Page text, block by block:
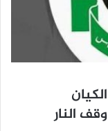
النار